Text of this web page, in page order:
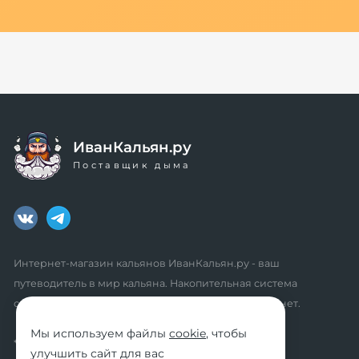
Мы используем файлы cookie, чтобы
улучшить сайт для вас
ИванКальян.ру
Поставщик дыма
Интернет-магазин кальянов ИванКальян.ру - ваш
путеводитель в мир кальяна. Накопительная система
скидок, промокоды, акции. Удобный личный кабинет.
* мы не осуществляем дистанционную продажу